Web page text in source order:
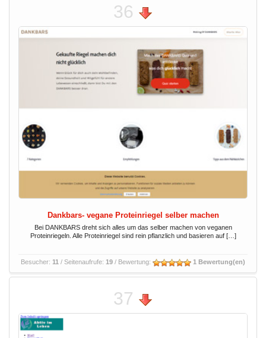
36
Dankbars- vegane Proteinriegel selber machen
Bei DANKBARS dreht sich alles um das selber machen von veganen
Proteinriegeln. Alle Proteinriegel sind rein pflanzlich und basieren auf […]
Besucher: 11 / Seitenaufrufe: 19 / Bewertung: 1 Bewertung(en)
37